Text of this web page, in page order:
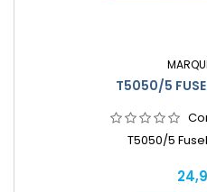
T5050/5
T5050/5
Prix